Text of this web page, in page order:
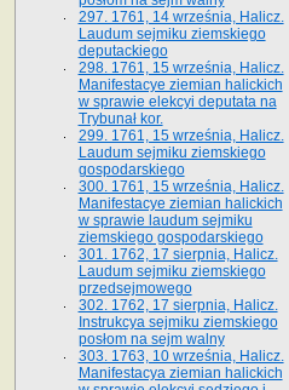
297. 1761, 14 września, Halicz.
Laudum sejmiku ziemskiego
deputackiego
298. 1761, 15 września, Halicz.
Manifestacye ziemian halickich
w sprawie elekcyi deputata na
Trybunał kor.
299. 1761, 15 września, Halicz.
Laudum sejmiku ziemskiego
gospodarskiego
300. 1761, 15 września, Halicz.
Manifestacye ziemian halickich
w sprawie laudum sejmiku
ziemskiego gospodarskiego
301. 1762, 17 sierpnia, Halicz.
Laudum sejmiku ziemskiego
przedsejmowego
302. 1762, 17 sierpnia, Halicz.
Instrukcya sejmiku ziemskiego
posłom na sejm walny
303. 1763, 10 września, Halicz.
Manifestacya ziemian halickich